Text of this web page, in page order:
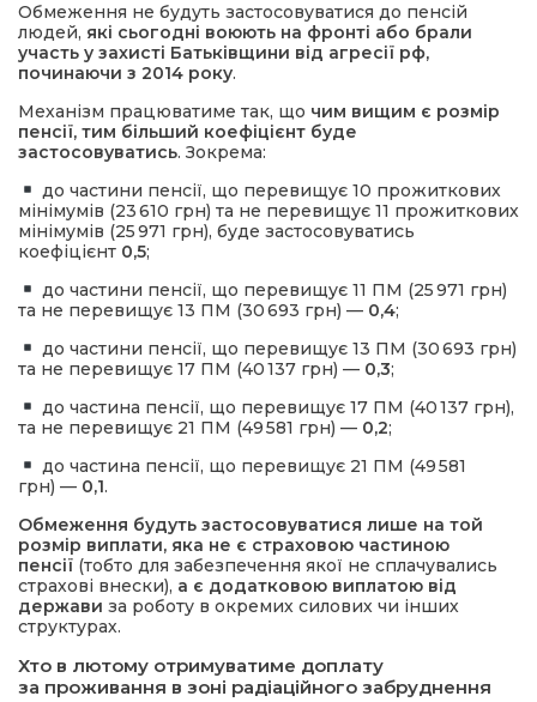
Обмеження не будуть застосовуватися до пенсій
людей, які сьогодні воюють на фронті або брали
участь у захисті Батьківщини від агресії рф,
починаючи з 2014 року.
Механізм працюватиме так, що чим вищим є розмір
пенсії, тим більший коефіцієнт буде
застосовуватись. Зокрема:
до частини пенсії, що перевищує 10 прожиткових
мінімумів (23 610 грн) та не перевищує 11 прожиткових
мінімумів (25 971 грн), буде застосовуватись
коефіцієнт 0,5;
до частини пенсії, що перевищує 11 ПМ (25 971 грн)
та не перевищує 13 ПМ (30 693 грн) — 0,4;
до частини пенсії, що перевищує 13 ПМ (30 693 грн)
та не перевищує 17 ПМ (40 137 грн) — 0,3;
до частина пенсії, що перевищує 17 ПМ (40 137 грн),
та не перевищує 21 ПМ (49 581 грн) — 0,2;
до частина пенсії, що перевищує 21 ПМ (49 581
грн) — 0,1.
Обмеження будуть застосовуватися лише на той
розмір виплати, яка не є страховою частиною
пенсії (тобто для забезпечення якої не сплачувались
страхові внески), а є додатковою виплатою від
держави за роботу в окремих силових чи інших
структурах.
Хто в лютому отримуватиме доплату
за проживання в зоні радіаційного забруднення